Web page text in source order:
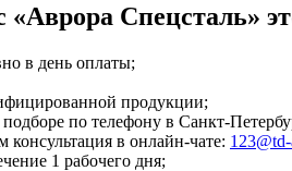
«Аврора Спецсталь»
в день оплаты;
продукции;
по телефону в Санкт-
консультация в онлайн-чате:
1 рабочего дня;